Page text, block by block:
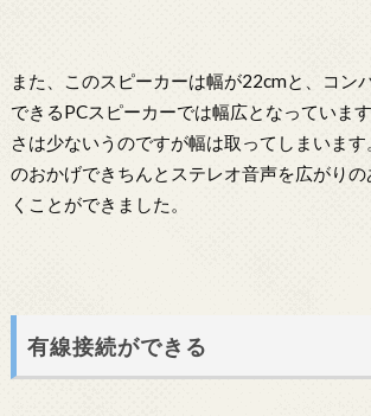
また、このスピーカーは幅が22cmと、コン
できるPCスピーカーでは幅広となっていま
さは少ないうのですが幅は取ってしまいま
のおかげできちんとステレオ音声を広がり
くことができました。
有線接続ができる